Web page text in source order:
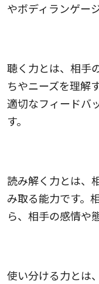
やボディランゲー
聴く力とは、相手
ちやニーズを理解
適切なフィードバ
す。
読み解く力とは、
み取る能力です。
ら、相手の感情や
使い分ける力とは